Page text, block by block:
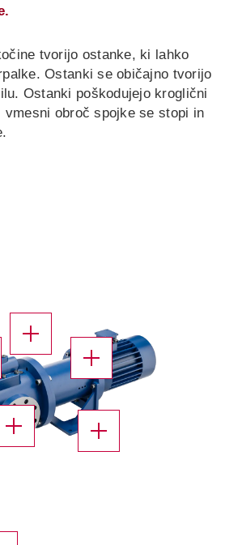
tvorijo ostanke, ki lahko
Ostanki se običajno tvorijo
Ostanki poškodujejo kroglični
obroč spojke se stopi in
X